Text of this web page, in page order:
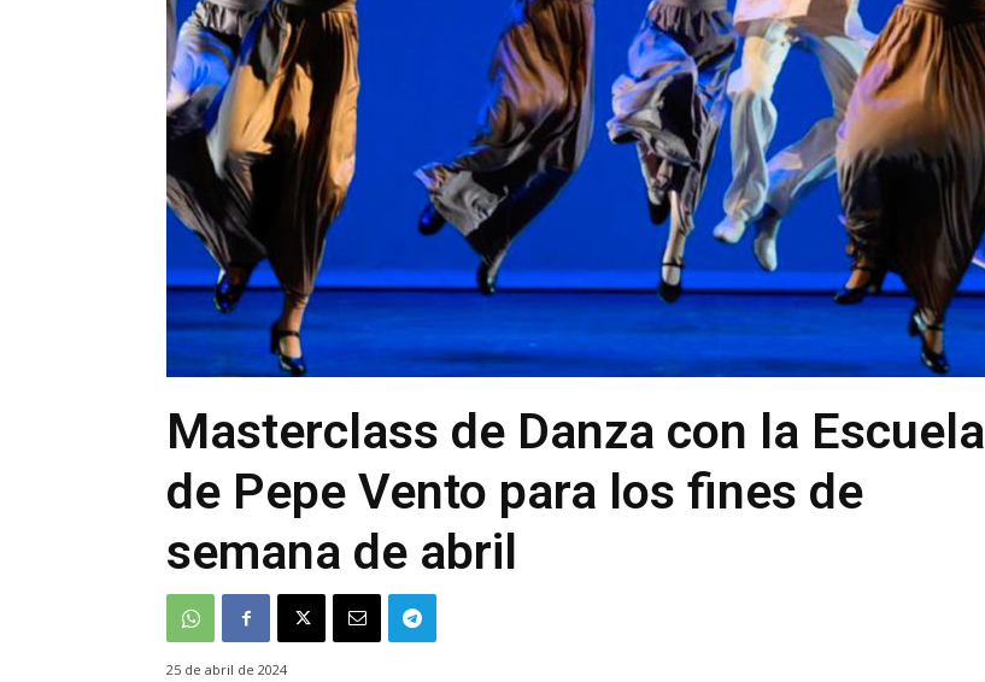
Masterclass de Danza con la Escuela
de Pepe Vento para los fines de
semana de abril
25 de abril de 2024